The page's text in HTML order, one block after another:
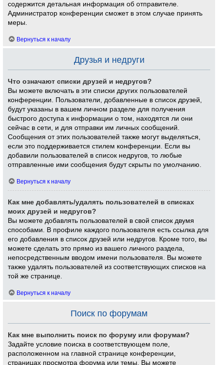
содержится детальная информация об отправителе.
Администратор конференции сможет в этом случае принять
меры.
Вернуться к началу
Друзья и недруги
Что означают списки друзей и недругов?
Вы можете включать в эти списки других пользователей
конференции. Пользователи, добавленные в список друзей,
будут указаны в вашем личном разделе для получения
быстрого доступа к информации о том, находятся ли они
сейчас в сети, и для отправки им личных сообщений.
Сообщения от этих пользователей также могут выделяться,
если это поддерживается стилем конференции. Если вы
добавили пользователей в список недругов, то любые
отправленные ими сообщения будут скрыты по умолчанию.
Вернуться к началу
Как мне добавлять/удалять пользователей в списках
моих друзей и недругов?
Вы можете добавлять пользователей в свой список двумя
способами. В профиле каждого пользователя есть ссылка для
его добавления в список друзей или недругов. Кроме того, вы
можете сделать это прямо из вашего личного раздела,
непосредственным вводом имени пользователя. Вы можете
также удалять пользователей из соответствующих списков на
той же странице.
Вернуться к началу
Поиск по форумам
Как мне выполнить поиск по форуму или форумам?
Задайте условие поиска в соответствующем поле,
расположенном на главной странице конференции,
страницах просмотра форума или темы. Вы можете